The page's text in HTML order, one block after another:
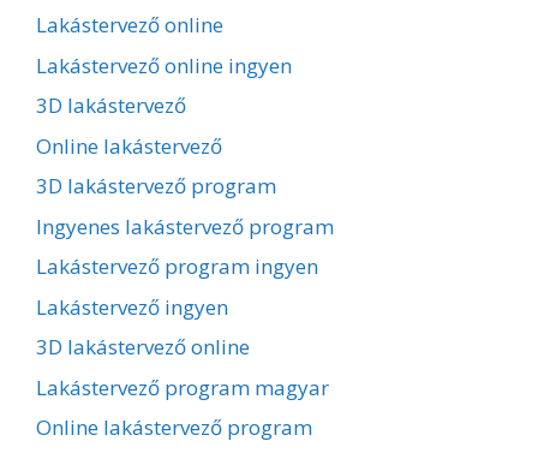
Lakástervező online
Lakástervező online ingyen
3D lakástervező
Online lakástervező
3D lakástervező program
Ingyenes lakástervező program
Lakástervező program ingyen
Lakástervező ingyen
3D lakástervező online
Lakástervező program magyar
Online lakástervező program